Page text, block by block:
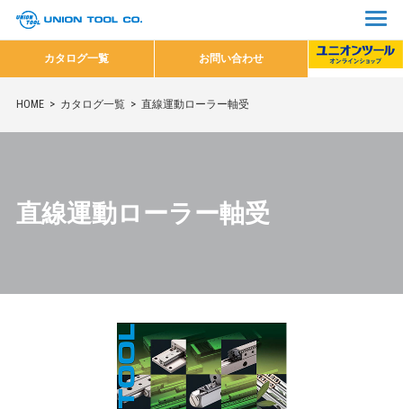
カタログ一覧 お問い合わせ
HOME カタログ一覧 直線運動ローラー軸受
直線運動ローラー軸受